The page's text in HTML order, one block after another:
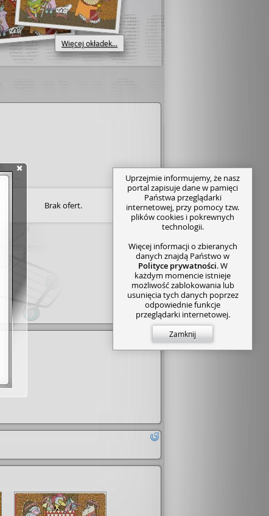
Więcej okładek...
Brak ofert.
Uprzejmie informujemy, że nasz
portal zapisuje dane w pamięci
Państwa przeglądarki
internetowej, przy pomocy tzw.
plików cookies i pokrewnych
technologii.
Więcej informacji o zbieranych
danych znajdą Państwo w
Polityce prywatności. W
każdym momencie istnieje
możliwość zablokowania lub
usunięcia tych danych poprzez
odpowiednie funkcje
przeglądarki internetowej.
Zamknij